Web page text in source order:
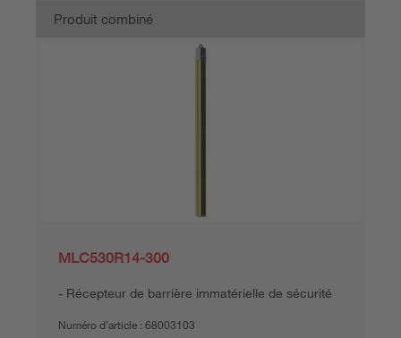
Produit combiné
MLC530R14-300
Récepteur de barrière immatérielle de sécurité
Numéro d’article : 68003103